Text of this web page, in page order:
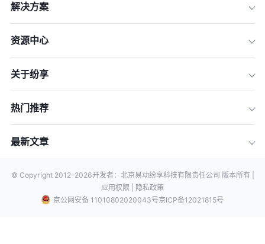
解决方案
资源中心
关于纷享
热门推荐
最新文章
© Copyright 2012-2026开发者：北京易动纷享科技有限责任公司 版本所有 |
应用权限 |
隐私政策
京公网安备 11010802020043号京ICP备12021815号